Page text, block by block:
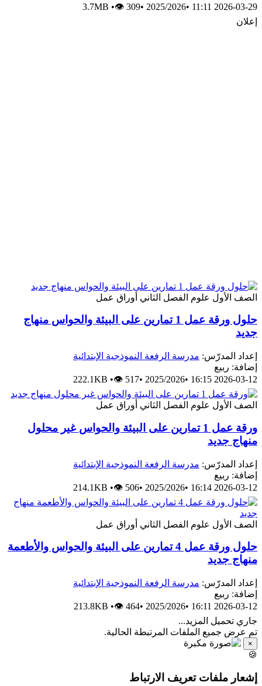
2026-03-29 11:11
•
2025/2026
•
3.7MB •👁 309
إعلان
الصف الأول علوم الفصل الثاني أوراق عمل
حلول ورقة عمل 1 تمارين على البيئة والحواس منهاج
جديد
إعداد المدرّس: مدرسة الرفعة النموذجية الإبتدائية
إضافة: ربيع
2026-03-12 16:15
•
2025/2026
•
222.1KB •👁 517
الصف الأول علوم الفصل الثاني أوراق عمل
ورقة عمل 1 تمارين على البيئة والحواس غير محلول
منهاج جديد
إعداد المدرّس: مدرسة الرفعة النموذجية الإبتدائية
إضافة: ربيع
2026-03-12 16:14
•
2025/2026
•
214.1KB •👁 506
الصف الأول علوم الفصل الثاني أوراق عمل
حلول ورقة عمل 4 تمارين على البيئة والحواس والأطعمة
منهاج جديد
إعداد المدرّس: مدرسة الرفعة النموذجية الإبتدائية
إضافة: ربيع
2026-03-12 16:11
•
2025/2026
•
213.8KB •👁 464
جاري تحميل المزيد...
تم عرض جميع الملفات المرتبطة الحالية.
×
🍪
إشعار ملفات تعريف الارتباط